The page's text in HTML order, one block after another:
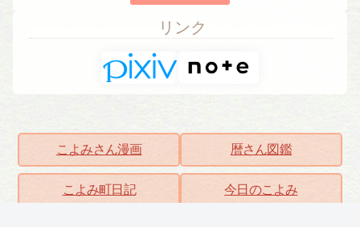
リンク
こよみさん漫画 暦さん図鑑
こよみ町日記 今日のこよみ